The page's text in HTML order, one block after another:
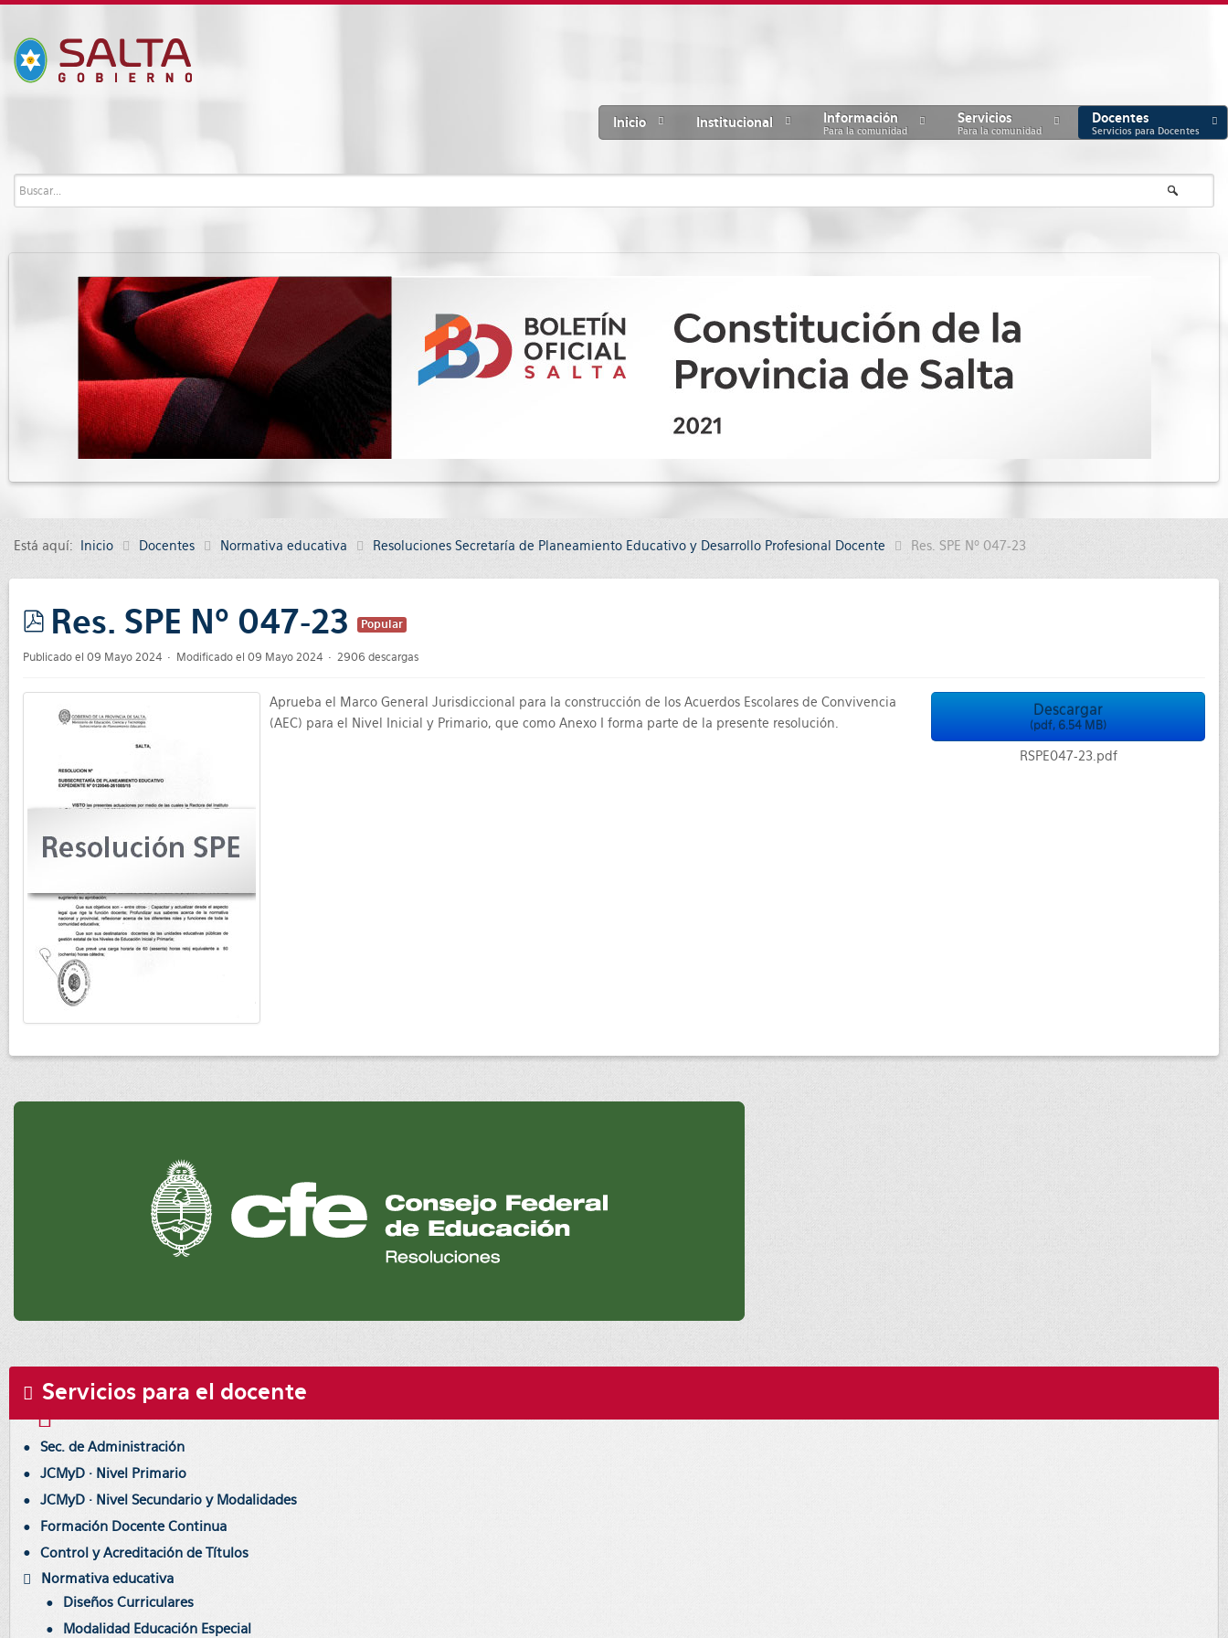
Inicio Institucional Información
Para la comunidad
Servicios
Para la comunidad
Docentes
Servicios para Docentes
Está aquí: Inicio Docentes Normativa educativa Resoluciones Secretaría de Planeamiento Educativo y Desarrollo Profesional Docente Res. SPE Nº 047-23
Res. SPE Nº 047-23 Popular
Publicado el 09 Mayo 2024 Modificado el 09 Mayo 2024 2906 descargas
Descargar
(pdf, 6.54 MB)
RSPE047-23.pdf
Aprueba el Marco General Jurisdiccional para la construcción de los Acuerdos Escolares de Convivencia
(AEC) para el Nivel Inicial y Primario, que como Anexo I forma parte de la presente resolución.
Servicios para el docente
Sec. de Administración
JCMyD · Nivel Primario
JCMyD · Nivel Secundario y Modalidades
Formación Docente Continua
Control y Acreditación de Títulos
Normativa educativa
Diseños Curriculares
Modalidad Educación Especial